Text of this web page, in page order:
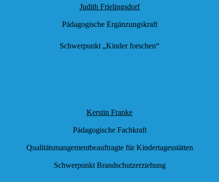
Judith Frielingsdorf
Pädagogische Ergänzungskraft
Schwerpunkt „Kinder forschen“
Kerstin Franke
Pädagogische Fachkraft
Qualitätsmangementbeauftragte für Kindertagesstätten
Schwerpunkt Brandschutzerziehung